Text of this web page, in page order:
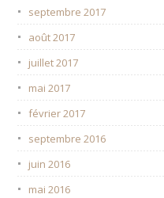
septembre 2017
août 2017
juillet 2017
mai 2017
février 2017
septembre 2016
juin 2016
mai 2016